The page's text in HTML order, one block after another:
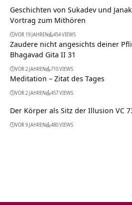
Geschichten von Sukadev und
Vortrag zum Mithören
VOR 19 JAHREN 454 VIEWS
Zaudere nicht angesichts deiner
Bhagavad Gita II 31
VOR 2 JAHREN 710 VIEWS
Meditation – Zitat des Tages
VOR 2 JAHREN 457 VIEWS
Der Körper als Sitz der Illusion VC
VOR 9 JAHREN 480 VIEWS